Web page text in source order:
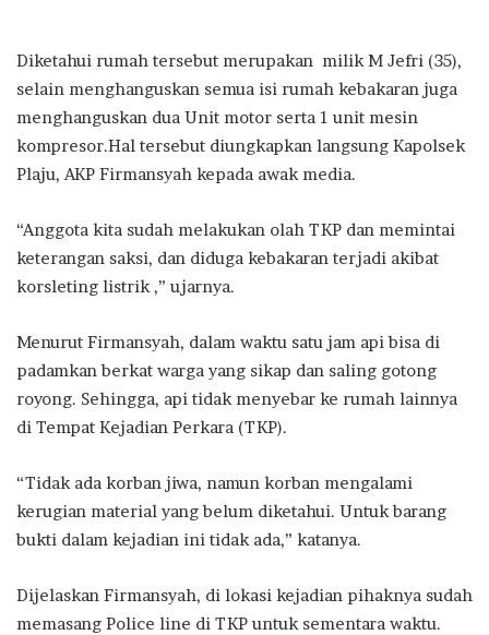
Diketahui rumah tersebut merupakan milik M Jefri (35),
selain menghanguskan semua isi rumah kebakaran juga
menghanguskan dua Unit motor serta 1 unit mesin
kompresor.Hal tersebut diungkapkan langsung Kapolsek
Plaju, AKP Firmansyah kepada awak media.
“Anggota kita sudah melakukan olah TKP dan memintai
keterangan saksi, dan diduga kebakaran terjadi akibat
korsleting listrik ,” ujarnya.
Menurut Firmansyah, dalam waktu satu jam api bisa di
padamkan berkat warga yang sikap dan saling gotong
royong. Sehingga, api tidak menyebar ke rumah lainnya
di Tempat Kejadian Perkara (TKP).
“Tidak ada korban jiwa, namun korban mengalami
kerugian material yang belum diketahui. Untuk barang
bukti dalam kejadian ini tidak ada,” katanya.
Dijelaskan Firmansyah, di lokasi kejadian pihaknya sudah
memasang Police line di TKP untuk sementara waktu.